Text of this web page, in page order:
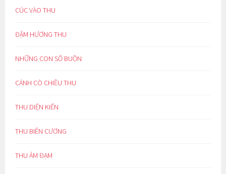
CÚC VÀO THU
ĐẬM HƯƠNG THU
NHỮNG CON SỐ BUỒN
CÁNH CÒ CHIỀU THU
THU DIỆN KIẾN
THU BIÊN CƯƠNG
THU ẢM ĐẠM